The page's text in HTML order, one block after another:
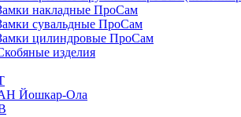
накладные ПроСам
сувальдные ПроСам
цилиндровые ПроСам
изделия
Йошкар-Ола